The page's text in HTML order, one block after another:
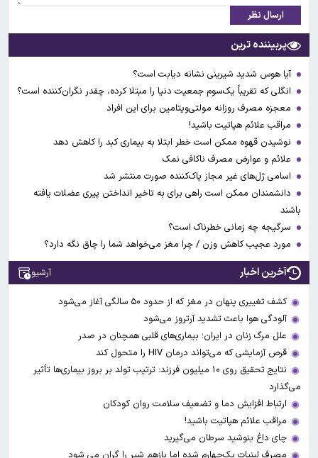
ارسال نظر
پربیننده ترین
آیا هوس شدید شیرینی نشانه دیابت است؟
انگلی که تقریباً یک‌سوم جمعیت دنیا را مبتلا کرده، چقدر نگران‌کننده است؟
معجزه مصرف روزانه مولتی‌ویتامین برای این افراد
مراقب علائم هپاتیت باشید!
نوشیدن قهوه ممکن است خطر ابتلا به بیماری کبد را کاهش دهد
علائم و عوارض مصرف ناکافی نمک
اسامی ژل‌های غیر مجاز پاک‌کننده صورت منتشر شد
دانشمندان ممکن است راهی برای به تاخیر انداختن پیری عضلات یافته
باشند
سرگیجه چه زمانی خطرناک است؟
مورد عجیب کاهش وزن / چرا مغز می‌خواهد شما را چاق نگه دارد؟
آخرین اخبار آرشیو
کشف تغییری پنهان در مغز که از حدود ۵۰ سالگی آغاز می‌شود
آلودگی هوا باعث تشدید آرتروز می‌شود
علل مرگ زنان در ایران؛ بیماری‌های قلبی همچنان در صدر
قرص آزمایشی که می‌تواند درمان HIV را متحول کند
نتایج تحقیق روی ۱۰ میلیون فرزند: ترتیب تولد بر بروز بیماری‌ها تأثیر
می‌گذارد
ارتباط افزایش دما و تضعیف سلامت روان کودکان
مراقب علائم هپاتیت باشید!
چای داغ بنوشید سرطان می‌گیرید
مصرف لبنیات یک‌چهارم شده اما بازهم شیر را گران می‌ شود